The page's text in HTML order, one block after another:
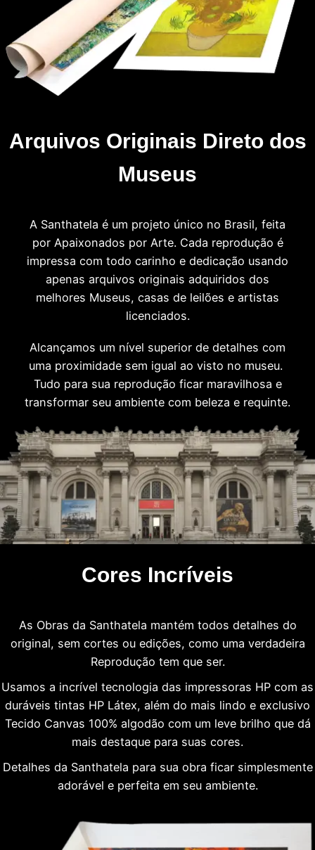
Arquivos Originais Direto dos
Museus
A Santhatela é um projeto único no Brasil, feita
por Apaixonados por Arte. Cada reprodução é
impressa com todo carinho e dedicação usando
apenas arquivos originais adquiridos dos
melhores Museus, casas de leilões e artistas
licenciados.
Alcançamos um nível superior de detalhes com
uma proximidade sem igual ao visto no museu.
Tudo para sua reprodução ficar maravilhosa e
transformar seu ambiente com beleza e requinte.
Cores Incríveis
As Obras da Santhatela mantém todos detalhes do
original, sem cortes ou edições, como uma verdadeira
Reprodução tem que ser.
Usamos a incrível tecnologia das impressoras HP com as
duráveis tintas HP Látex, além do mais lindo e exclusivo
Tecido Canvas 100% algodão com um leve brilho que dá
mais destaque para suas cores.
Detalhes da Santhatela para sua obra ficar simplesmente
adorável e perfeita em seu ambiente.